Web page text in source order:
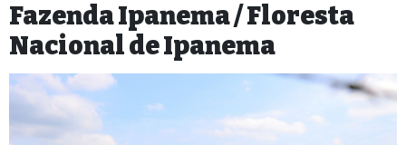
Fazenda Ipanema / Floresta
Nacional de Ipanema